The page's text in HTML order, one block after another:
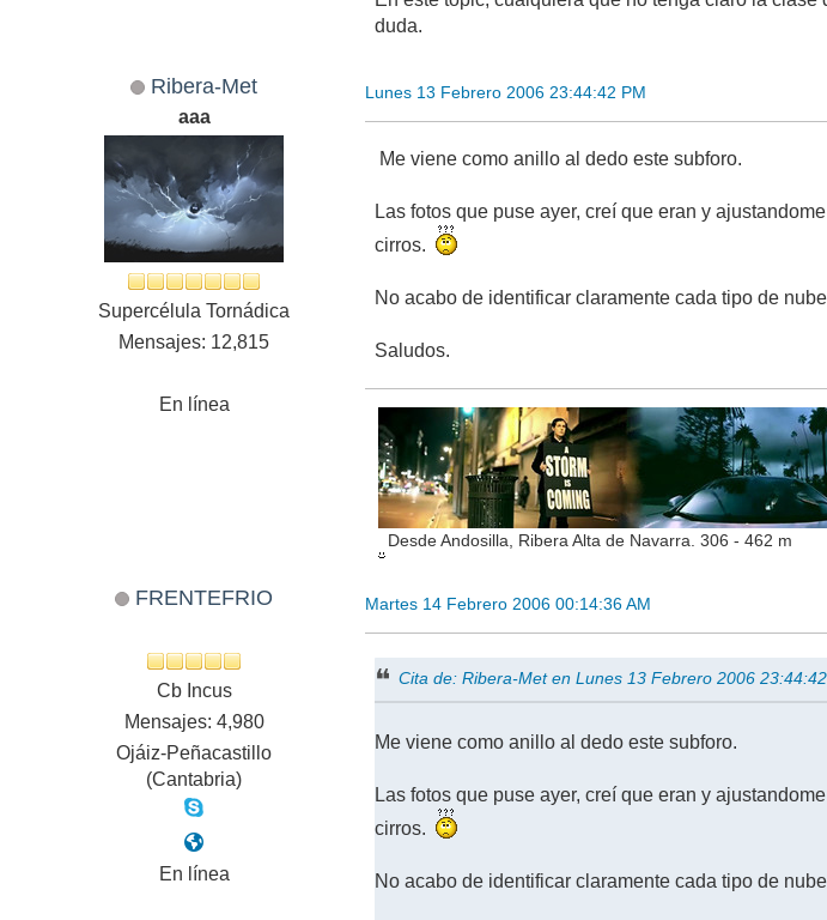
duda.
Ribera-Met
aaa
Supercélula Tornádica
Mensajes: 12,815
En línea
Lunes 13 Febrero 2006 23:44:42 PM
Me viene como anillo al dedo este subforo.
Las fotos que puse ayer, creí que eran y
cirros.
No acabo de identificar claramente cada tipo de
Saludos.
Desde Andosilla, Ribera Alta de Navarra. 306 - 462 m
FRENTEFRIO
Cb Incus
Mensajes: 4,980
Ojáiz-Peñacastillo
(Cantabria)
En línea
Martes 14 Febrero 2006 00:14:36 AM
Cita de: Ribera-Met en Lunes 13 Febrero 2006
Me viene como anillo al dedo este subforo.
Las fotos que puse ayer, creí que eran y
cirros.
No acabo de identificar claramente cada tipo de